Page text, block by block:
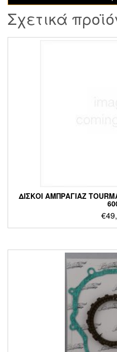
Σχετικά
ΔΙΣΚΟΙ ΑΜΠΡΑΓΙΑΖ
€